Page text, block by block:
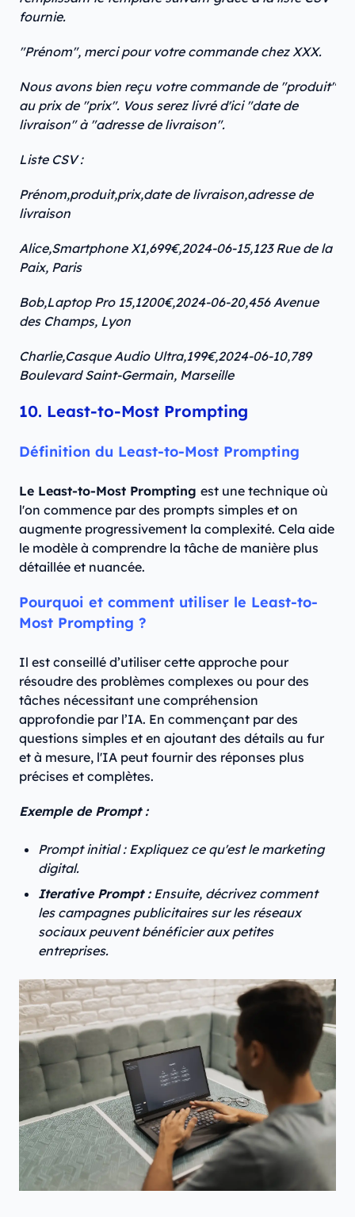
fournie.
"Prénom", merci pour votre commande chez XXX.
Nous avons bien reçu votre commande de "produit"
au prix de "prix". Vous serez livré d'ici "date de
livraison" à "adresse de livraison".
Liste CSV :
Prénom,produit,prix,date de livraison,adresse de
livraison
Alice,Smartphone X1,699€,2024-06-15,123 Rue de la
Paix, Paris
Bob,Laptop Pro 15,1200€,2024-06-20,456 Avenue
des Champs, Lyon
Charlie,Casque Audio Ultra,199€,2024-06-10,789
Boulevard Saint-Germain, Marseille
10. Least-to-Most Prompting
Définition du Least-to-Most Prompting
Le Least-to-Most Prompting est une technique où
l'on commence par des prompts simples et on
augmente progressivement la complexité. Cela aide
le modèle à comprendre la tâche de manière plus
détaillée et nuancée.
Pourquoi et comment utiliser le Least-to-
Most Prompting ?
Il est conseillé d’utiliser cette approche pour
résoudre des problèmes complexes ou pour des
tâches nécessitant une compréhension
approfondie par l’IA. En commençant par des
questions simples et en ajoutant des détails au fur
et à mesure, l'IA peut fournir des réponses plus
précises et complètes.
Exemple de Prompt :
Prompt initial : Expliquez ce qu'est le marketing
digital.
Iterative Prompt :Ensuite, décrivez comment
les campagnes publicitaires sur les réseaux
sociaux peuvent bénéficier aux petites
entreprises.